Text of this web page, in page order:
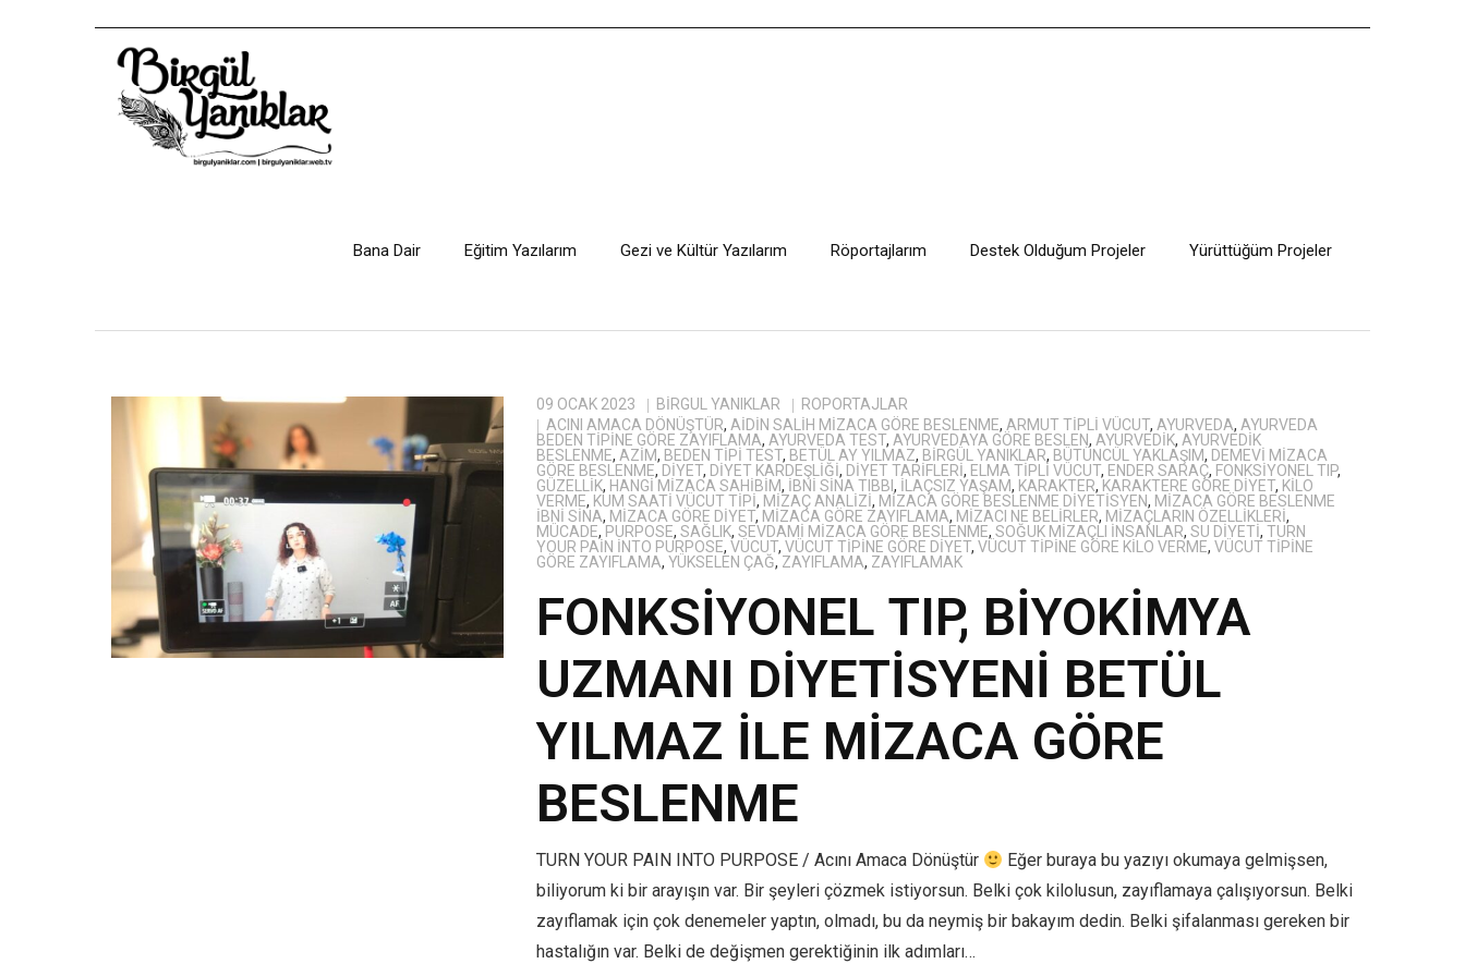
Bana Dair Eğitim Yazılarım Gezi ve Kültür Yazılarım Röportajlarım Destek Olduğum Projeler Yürüttüğüm Projeler
09 OCAK 2023 BIRGÜL YANIKLAR
RÖPORTAJLAR
ACINI AMACA DÖNÜŞTÜR, AIDIN SALIH MIZACA GÖRE BESLENME, ARMUT TIPLI VÜCUT, AYURVEDA, AYURVEDA
BEDEN TIPINE GÖRE ZAYIFLAMA, AYURVEDA TEST, AYURVEDAYA GÖRE BESLEN, AYURVEDIK, AYURVEDIK
BESLENME, AZIM, BEDEN TIPI TEST, BETÜL AY YILMAZ, BİRGÜL YANIKLAR, BÜTÜNCÜL YAKLAŞIM, DEMEVI MIZACA
GÖRE BESLENME, DIYET, DIYET KARDEŞLIĞI, DIYET TARIFLERI, ELMA TIPLI VÜCUT, ENDER SARAÇ, FONKSIYONEL TIP,
GÜZELLIK, HANGI MIZACA SAHIBIM, IBNI SINA TIBBI , ILAÇSIZ YAŞAM, KARAKTER, KARAKTERE GÖRE DIYET, KILO
VERME, KUM SAATI VÜCUT TIPI, MIZAÇ ANALIZI, MIZACA GÖRE BESLENME DIYETISYEN, MIZACA GÖRE BESLENME
IBNI SINA, MIZACA GÖRE DIYET, MIZACA GÖRE ZAYIFLAMA, MIZACI NE BELIRLER, MIZAÇLARIN ÖZELLIKLERI,
MÜCADE, PURPOSE, SAĞLIK, SEVDAMI MIZACA GÖRE BESLENME, SOĞUK MIZAÇLI INSANLAR, SU DIYETI, TURN
YOUR PAIN INTO PURPOSE, VÜCUT, VÜCUT TIPINE GÖRE DIYET, VÜCUT TIPINE GÖRE KILO VERME, VÜCUT TIPINE
GÖRE ZAYIFLAMA, YÜKSELEN ÇAĞ, ZAYIFLAMA, ZAYIFLAMAK
FONKSİYONEL TIP, BİYOKİMYA
UZMANI DİYETİSYENİ BETÜL
YILMAZ İLE MİZACA GÖRE
BESLENME
TURN YOUR PAIN INTO PURPOSE / Acını Amaca Dönüştür
Eğer buraya bu yazıyı okumaya gelmişsen,
biliyorum ki bir arayışın var. Bir şeyleri çözmek istiyorsun. Belki çok kilolusun, zayıflamaya çalışıyorsun. Belki
zayıflamak için çok denemeler yaptın, olmadı, bu da neymiş bir bakayım dedin. Belki şifalanması gereken bir
hastalığın var. Belki de değişmen gerektiğinin ilk adımları…